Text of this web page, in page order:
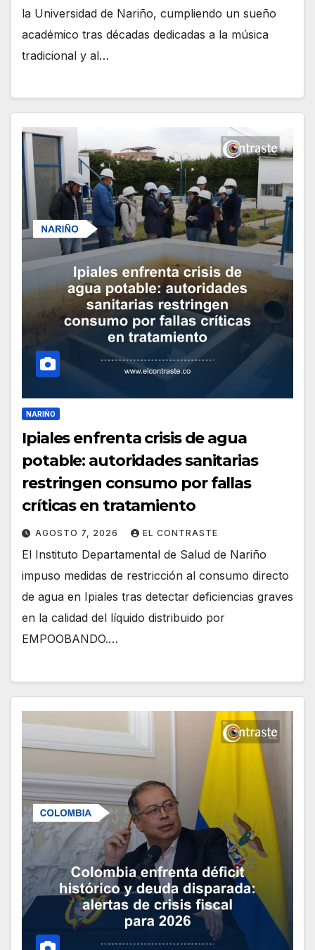
la Universidad de Nariño, cumpliendo un sueño
académico tras décadas dedicadas a la música
tradicional y al…
NARIÑO
Ipiales enfrenta crisis de agua
potable: autoridades sanitarias
restringen consumo por fallas
críticas en tratamiento
AGOSTO 7, 2026 EL CONTRASTE
El Instituto Departamental de Salud de Nariño
impuso medidas de restricción al consumo directo
de agua en Ipiales tras detectar deficiencias graves
en la calidad del líquido distribuido por
EMPOOBANDO.…